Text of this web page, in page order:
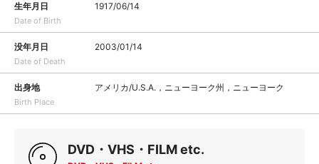
生年月日
Date of Birth
1917/06/14
没年月日
Date of Death
2003/01/14
出身地
Birth Place
アメリカ/U.S.A.，ニューヨーク州，ニューヨーク
DVD・VHS・FILM etc.